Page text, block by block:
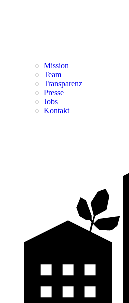
Mission
Team
Transparenz
Presse
Jobs
Kontakt